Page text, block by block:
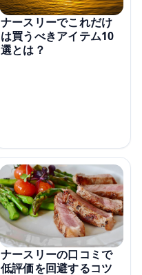
ナースリーでこれだけ
は買うべきアイテム10
選とは？
ナースリーの口コミで
低評価を回避するコツ